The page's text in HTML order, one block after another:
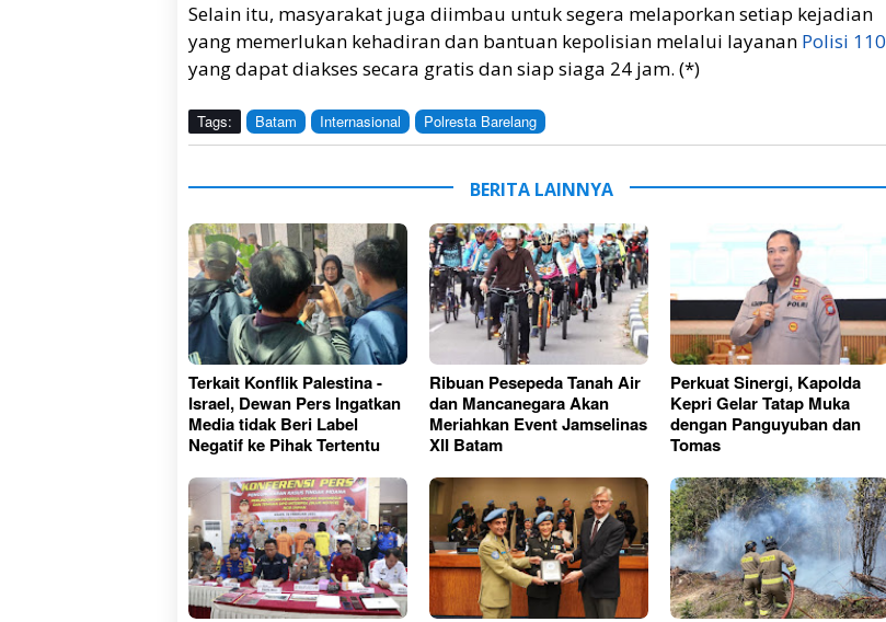
Selain itu, masyarakat juga diimbau untuk segera melaporkan setiap kejadian
yang memerlukan kehadiran dan bantuan kepolisian melalui layanan Polisi 110
yang dapat diakses secara gratis dan siap siaga 24 jam. (*)
Tags: Batam Internasional Polresta Barelang
BERITA LAINNYA
Terkait Konflik Palestina -
Israel, Dewan Pers Ingatkan
Media tidak Beri Label
Negatif ke Pihak Tertentu
Ribuan Pesepeda Tanah Air
dan Mancanegara Akan
Meriahkan Event Jamselinas
XII Batam
Perkuat Sinergi, Kapolda
Kepri Gelar Tatap Muka
dengan Panguyuban dan
Tomas